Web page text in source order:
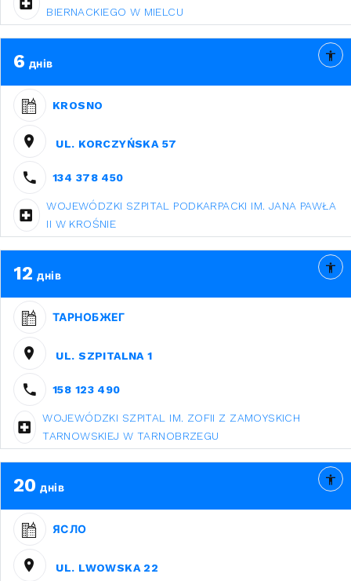
BIERNACKIEGO W MIELCU
6 днів
KROSNO
UL. KORCZYŃSKA 57
134 378 450
WOJEWÓDZKI SZPITAL PODKARPACKI IM. JANA PAWŁA
II W KROŚNIE
12 днів
ТАРНОБЖЕГ
UL. SZPITALNA 1
158 123 490
WOJEWÓDZKI SZPITAL IM. ZOFII Z ZAMOYSKICH
TARNOWSKIEJ W TARNOBRZEGU
20 днів
ЯСЛО
UL. LWOWSKA 22